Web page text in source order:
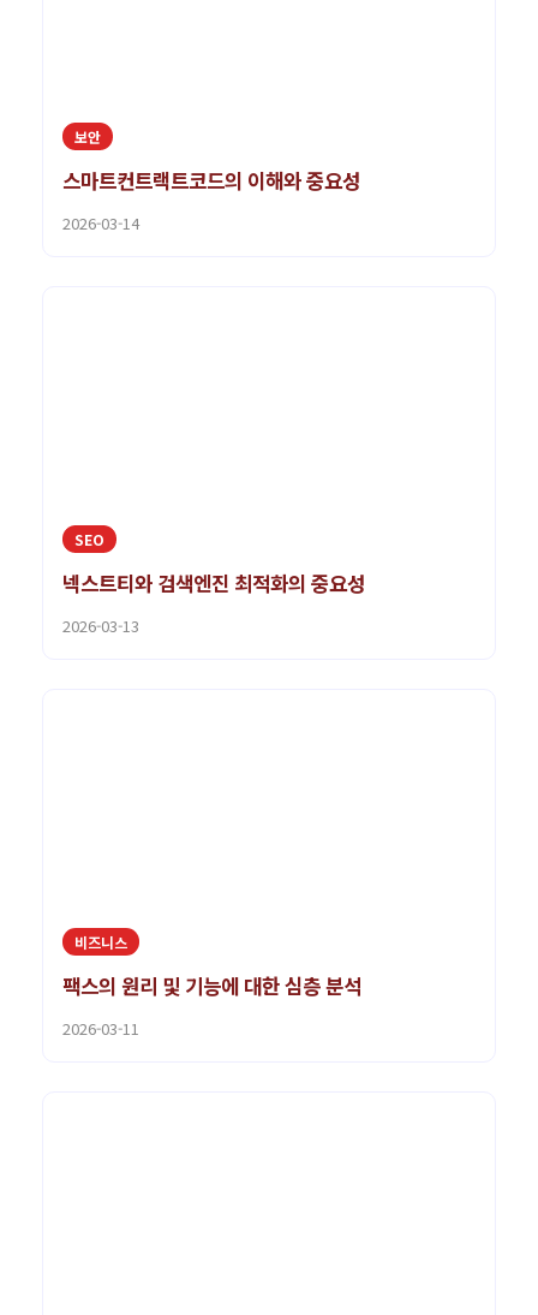
보안
스마트컨트랙트코드의 이해와 중요성
2026-03-14
SEO
넥스트티와 검색엔진 최적화의 중요성
2026-03-13
비즈니스
팩스의 원리 및 기능에 대한 심층 분석
2026-03-11